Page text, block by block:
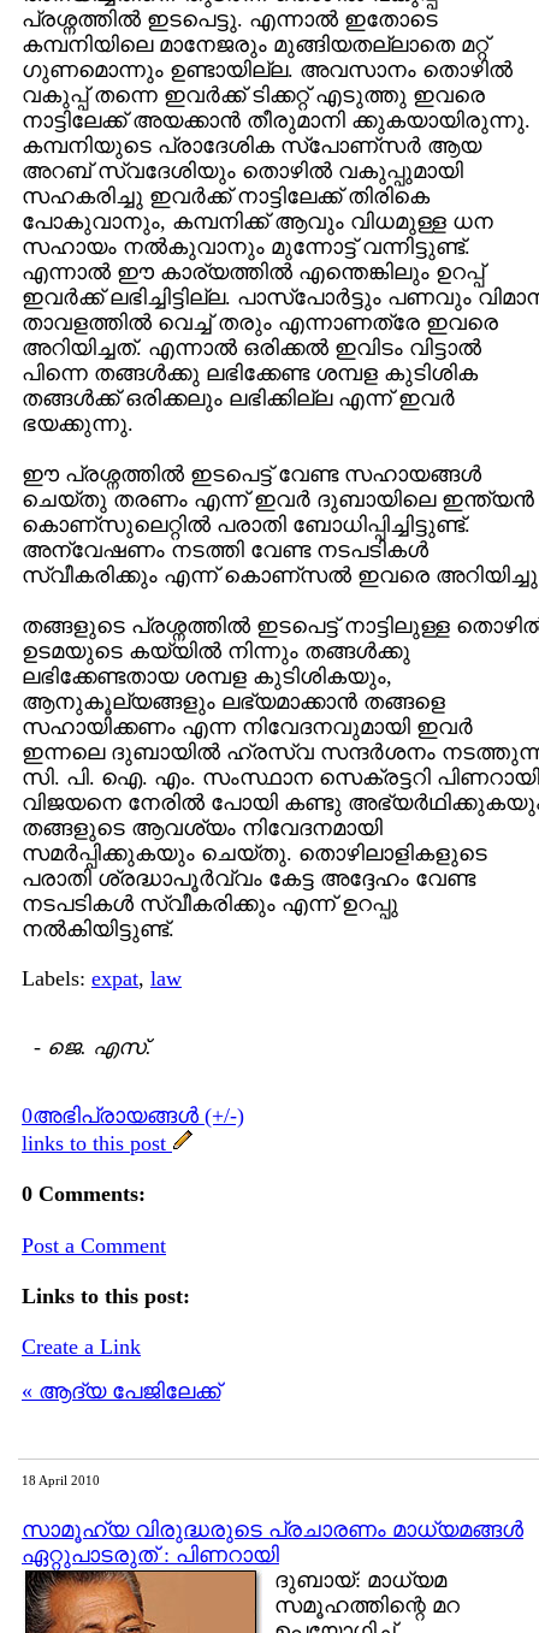
പ്രശ്നത്തില്‍ ഇടപെട്ടു. എന്നാല്‍ ഇതോടെ
കമ്പനിയിലെ മാനേജരും മുങ്ങിയതല്ലാതെ മറ്റ്
ഗുണമൊന്നും ഉണ്ടായില്ല. അവസാനം തൊഴില്‍
വകുപ്പ്‌ തന്നെ ഇവര്‍ക്ക് ടിക്കറ്റ്‌ എടുത്തു ഇവരെ
നാട്ടിലേക്ക് അയക്കാന്‍ തീരുമാനി ക്കുകയായിരുന്നു.
കമ്പനിയുടെ പ്രാദേശിക സ്പോണ്സര്‍ ആയ
അറബ് സ്വദേശിയും തൊഴില്‍ വകുപ്പുമായി
സഹകരിച്ചു ഇവര്‍ക്ക്‌ നാട്ടിലേക്ക് തിരികെ
പോകുവാനും, കമ്പനിക്ക്‌ ആവും വിധമുള്ള ധന
സഹായം നല്‍കുവാനും മുന്നോട്ട് വന്നിട്ടുണ്ട്.
എന്നാല്‍ ഈ കാര്യത്തില്‍ എന്തെങ്കിലും ഉറപ്പ്‌
ഇവര്‍ക്ക്‌ ലഭിച്ചിട്ടില്ല. പാസ്പോര്‍ട്ടും പണവും
താവളത്തില്‍ വെച്ച് തരും എന്നാണത്രേ ഇവരെ
അറിയിച്ചത്. എന്നാല്‍ ഒരിക്കല്‍ ഇവിടം വിട്ടാല്‍
പിന്നെ തങ്ങള്‍ക്കു ലഭിക്കേണ്ട ശമ്പള കുടിശിക
തങ്ങള്‍ക്ക് ഒരിക്കലും ലഭിക്കില്ല എന്ന് ഇവര്‍
ഭയക്കുന്നു.
ഈ പ്രശ്നത്തില്‍ ഇടപെട്ട് വേണ്ട സഹായങ്ങള്‍
ചെയ്തു തരണം എന്ന് ഇവര്‍ ദുബായിലെ ഇന്ത്യന്‍
കൊണ്സുലെറ്റില്‍ പരാതി ബോധിപ്പിച്ചിട്ടുണ്ട്.
അന്വേഷണം നടത്തി വേണ്ട നടപടികള്‍
സ്വീകരിക്കും എന്ന് കൊണ്സല്‍ ഇവരെ
തങ്ങളുടെ പ്രശ്നത്തില്‍ ഇടപെട്ട് നാട്ടിലുള്ള
ഉടമയുടെ കയ്യില്‍ നിന്നും തങ്ങള്‍ക്കു
ലഭിക്കേണ്ടതായ ശമ്പള കുടിശികയും,
ആനുകൂല്യങ്ങളും ലഭ്യമാക്കാന്‍ തങ്ങളെ
സഹായിക്കണം എന്ന നിവേദനവുമായി ഇവര്‍
ഇന്നലെ ദുബായില്‍ ഹ്രസ്വ സന്ദര്‍ശനം
സി. പി. ഐ. എം. സംസ്ഥാന സെക്രട്ടറി പിണറായി
വിജയനെ നേരില്‍ പോയി കണ്ടു
തങ്ങളുടെ ആവശ്യം നിവേദനമായി
സമര്‍പ്പിക്കുകയും ചെയ്തു. തൊഴിലാളികളുടെ
പരാതി ശ്രദ്ധാപൂര്‍വ്വം കേട്ട അദ്ദേഹം വേണ്ട
നടപടികള്‍ സ്വീകരിക്കും എന്ന് ഉറപ്പു
നല്‍കിയിട്ടുണ്ട്.
Labels: expat, law
- ജെ. എസ്.
0അഭിപ്രായങ്ങള്‍ (+/-)
links to this post
0 Comments:
Post a Comment
Links to this post:
Create a Link
« ആദ്യ പേജിലേക്ക്
18 April 2010
സാമൂഹ്യ വിരുദ്ധരുടെ പ്രചാരണം മാധ്യമങ്ങള്‍
ഏറ്റുപാടരുത് : പിണറായി
ദുബായ്: മാധ്യമ
സമൂഹത്തിന്റെ മറ